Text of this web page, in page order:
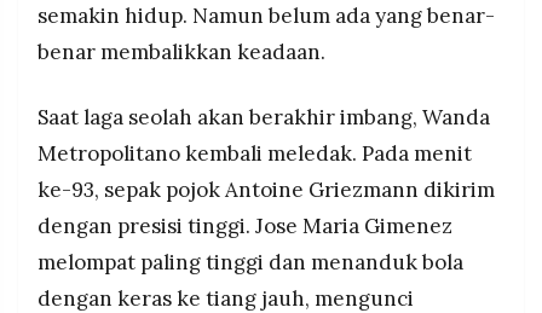
semakin hidup. Namun belum ada yang benar-
benar membalikkan keadaan.
Saat laga seolah akan berakhir imbang, Wanda
Metropolitano kembali meledak. Pada menit
ke-93, sepak pojok Antoine Griezmann dikirim
dengan presisi tinggi. Jose Maria Gimenez
melompat paling tinggi dan menanduk bola
dengan keras ke tiang jauh, mengunci